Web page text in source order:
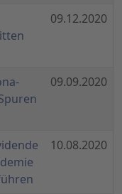
09.12.2020
09.09.2020
10.08.2020